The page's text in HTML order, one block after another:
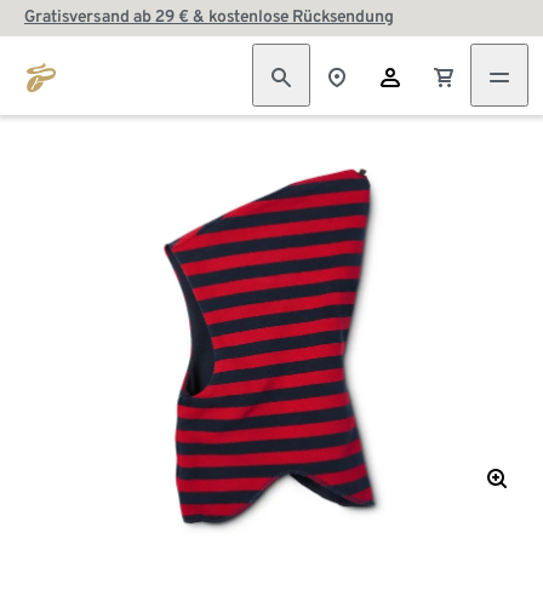
Gratisversand ab 29 € & kostenlose Rücksendung